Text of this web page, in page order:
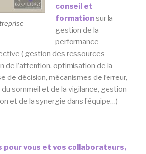
conseil et
formationsur la
gestion de la
performance
( gestion des ressources
de l’attention, optimisation de la
de décision, mécanismes de l’erreur,
sommeil et de la vigilance, gestion
et de la synergie dans l’équipe…)
pour vous et vos collaborateurs,